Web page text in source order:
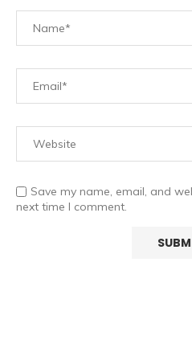
Save my name, email, and
next time I comment.